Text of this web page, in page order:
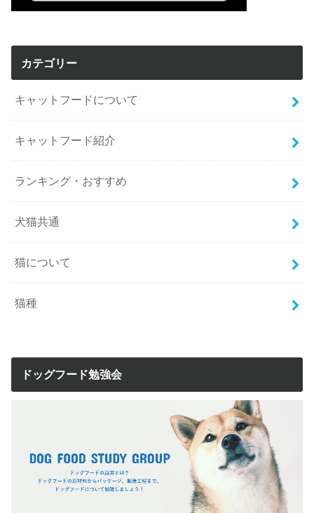
カテゴリー
キャットフードについて
キャットフード紹介
ランキング・おすすめ
犬猫共通
猫について
猫種
ドッグフード勉強会